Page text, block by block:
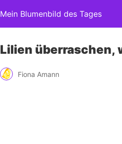
Mein Blumenbild des Tages
Lilien überraschen,
Fiona Amann